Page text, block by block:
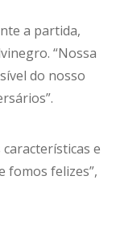
a partida,
“Nossa
do nosso
e
fomos felizes”,